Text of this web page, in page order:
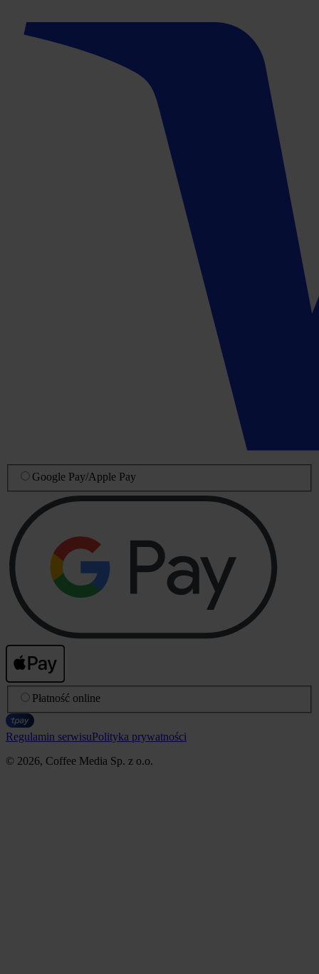
Google Pay/Apple Pay
Płatność online
Regulamin serwisuPolityka prywatności
© 2026, Coffee Media Sp. z o.o.